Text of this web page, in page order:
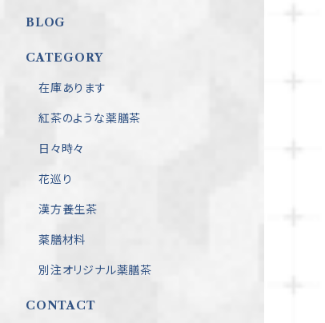
BLOG
CATEGORY
在庫あります
紅茶のような薬膳茶
日々時々
花巡り
漢方養生茶
薬膳材料
別注オリジナル薬膳茶
CONTACT